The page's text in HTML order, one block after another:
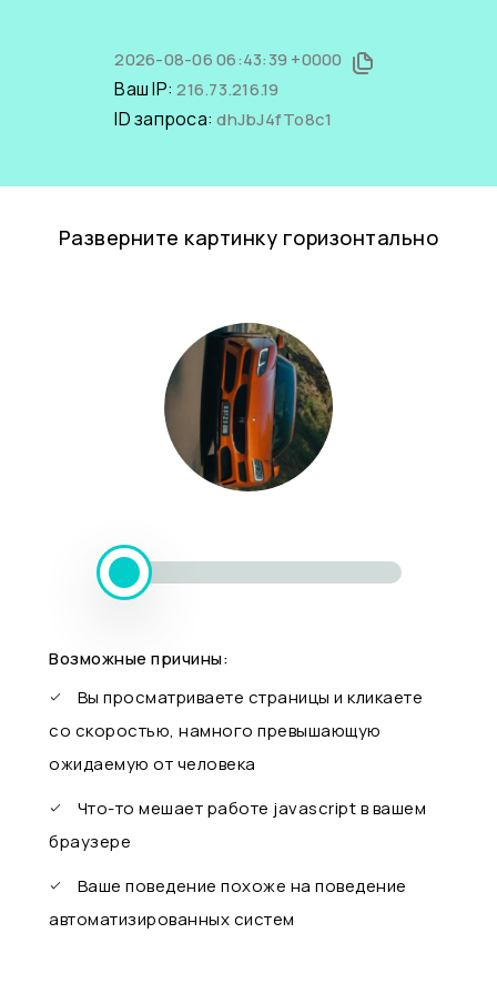
2026-08-06 06:43:39 +0000
Ваш IP:216.73.216.19
ID запроса:dhJbJ4fTo8c1
Разверните картинку горизонтально
Возможные причины:
Вы просматриваете страницы и кликаете
со скоростью, намного превышающую
ожидаемую от человека
Что-то мешает работе javascript в вашем
браузере
Ваше поведение похоже на поведение
автоматизированных систем